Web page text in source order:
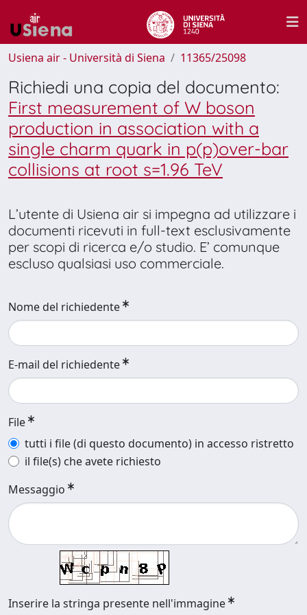
Usiena air - Università di Siena 11365/25098
Richiedi una copia del documento:
First measurement of W boson
production in association with a
single charm quark in p(p)over-bar
collisions at root s=1.96 TeV
L’utente di Usiena air si impegna ad utilizzare i
documenti ricevuti in full-text esclusivamente
per scopi di ricerca e/o studio. E’ comunque
escluso qualsiasi uso commerciale.
Nome del richiedente
E-mail del richiedente
File
tutti i file (di questo documento) in accesso ristretto
il file(s) che avete richiesto
Messaggio
Inserire la stringa presente nell'immagine